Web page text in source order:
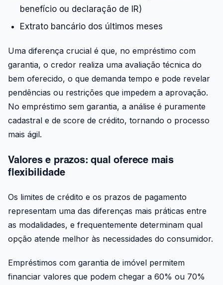
benefício ou declaração de IR)
Extrato bancário dos últimos meses
Uma diferença crucial é que, no empréstimo com
garantia, o credor realiza uma avaliação técnica do
bem oferecido, o que demanda tempo e pode revelar
pendências ou restrições que impedem a aprovação.
No empréstimo sem garantia, a análise é puramente
cadastral e de score de crédito, tornando o processo
mais ágil.
Valores e prazos: qual oferece mais
flexibilidade
Os limites de crédito e os prazos de pagamento
representam uma das diferenças mais práticas entre
as modalidades, e frequentemente determinam qual
opção atende melhor às necessidades do consumidor.
Empréstimos com garantia de imóvel permitem
financiar valores que podem chegar a 60% ou 70%